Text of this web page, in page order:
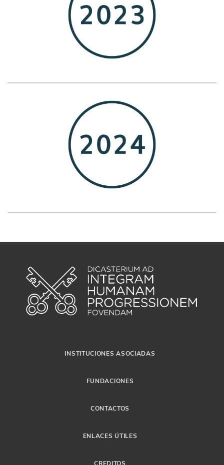
INSTITUCIONES ASOCIADAS
FUNDACIONES
CONTACTOS
ENLACES ÚTILES
CREDITOS